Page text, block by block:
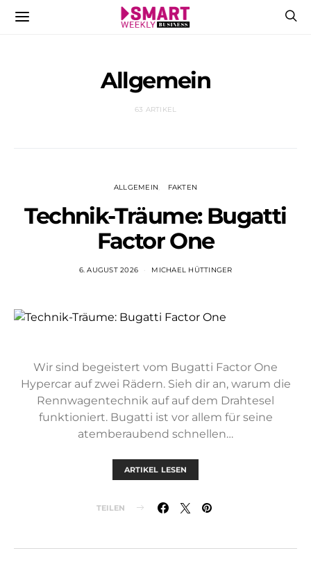
Allgemein
63 ARTIKEL
ALLGEMEIN FAKTEN
Technik-Träume: Bugatti
Factor One
6. AUGUST 2026 MICHAEL HÜTTINGER
Wir sind begeistert vom Bugatti Factor One
Hypercar auf zwei Rädern. Sieh dir an, warum die
Rennwagentechnik auf auf dem Drahtesel
funktioniert. Bugatti ist vor allem für seine
atemberaubend schnellen…
ARTIKEL LESEN
TEILEN